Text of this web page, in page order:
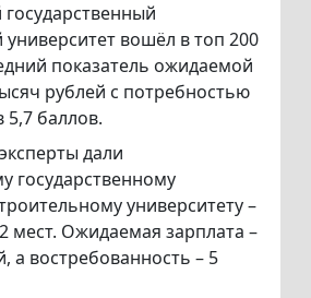
университет вошёл в топ 200
показатель ожидаемой
рублей с потребностью
5,7 баллов.
дали
государственному
университету –
мест. Ожидаемая зарплата –
а востребованность – 5